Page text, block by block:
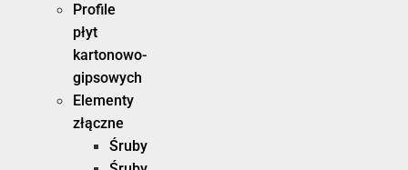
Profile
płyt
kartonowo-
gipsowych
Elementy
złączne
Śruby